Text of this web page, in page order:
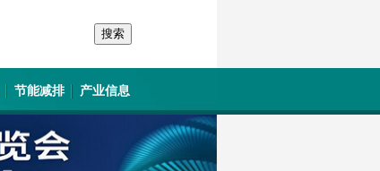
节能减排 产业信息